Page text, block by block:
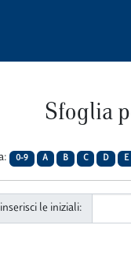
Sfoglia
0-9 A B C D E
le iniziali: